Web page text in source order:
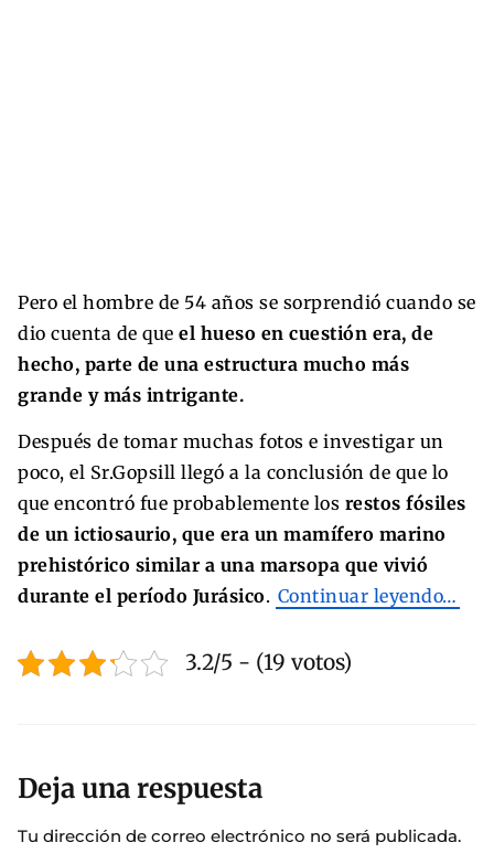
Pero el hombre de 54 años se sorprendió cuando se
dio cuenta de que el hueso en cuestión era, de
hecho, parte de una estructura mucho más
grande y más intrigante.
Después de tomar muchas fotos e investigar un
poco, el Sr.Gopsill llegó a la conclusión de que lo
que encontró fue probablemente los restos fósiles
de un ictiosaurio, que era un mamífero marino
prehistórico similar a una marsopa que vivió
durante el período Jurásico. Continuar leyendo…
3.2/5 - (19 votos)
Deja una respuesta
Tu dirección de correo electrónico no será publicada.